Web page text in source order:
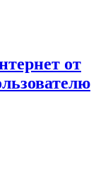
от